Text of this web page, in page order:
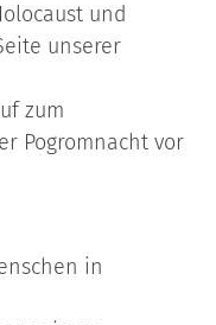
und
unserer
zum
Pogromnacht vor
in